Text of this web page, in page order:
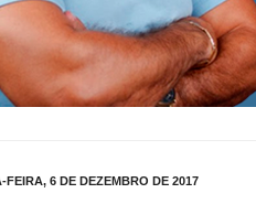
FEIRA, 6 DE DEZEMBRO DE 2017